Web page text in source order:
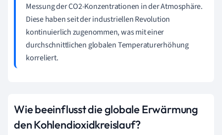
Messung der CO2-Konzentrationen in der Atmosphäre.
Diese haben seit der industriellen Revolution
kontinuierlich zugenommen, was mit einer
durchschnittlichen globalen Temperaturerhöhung
korreliert.
Wie beeinflusst die globale Erwärmung
den Kohlendioxidkreislauf?